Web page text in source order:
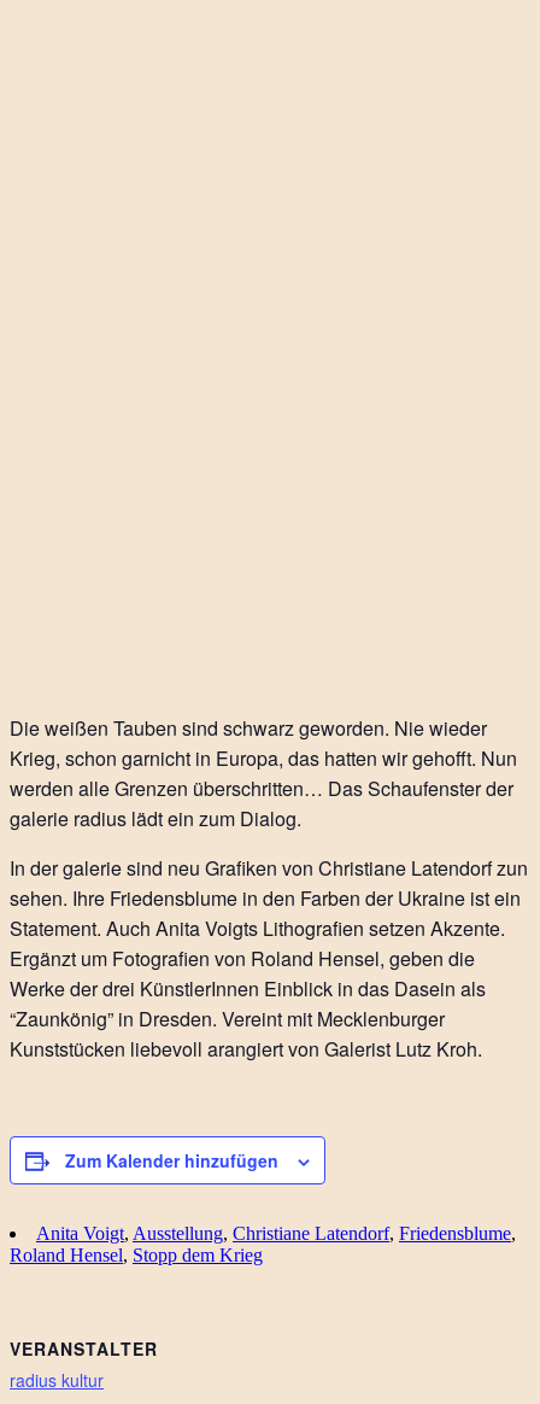
Die weißen Tauben sind schwarz geworden. Nie wieder
Krieg, schon garnicht in Europa, das hatten wir gehofft. Nun
werden alle Grenzen überschritten… Das Schaufenster der
galerie radius lädt ein zum Dialog.
In der galerie sind neu Grafiken von Christiane Latendorf zun
sehen. Ihre Friedensblume in den Farben der Ukraine ist ein
Statement. Auch Anita Voigts Lithografien setzen Akzente.
Ergänzt um Fotografien von Roland Hensel, geben die
Werke der drei KünstlerInnen Einblick in das Dasein als
“Zaunkönig” in Dresden. Vereint mit Mecklenburger
Kunststücken liebevoll arangiert von Galerist Lutz Kroh.
Zum Kalender hinzufügen
Anita Voigt, Ausstellung, Christiane Latendorf, Friedensblume,
Roland Hensel, Stopp dem Krieg
VERANSTALTER
radius kultur